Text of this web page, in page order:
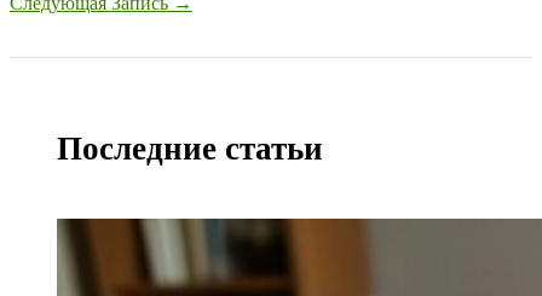
Последние статьи